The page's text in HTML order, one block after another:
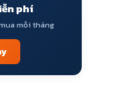
phí
mỗi tháng